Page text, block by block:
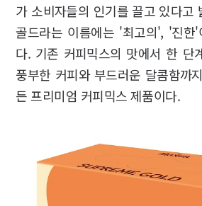
가 소비자들의 인기를 끌고 있다고
골드라는 이름에는 '최고의', '진한
다. 기존 커피믹스의 맛에서 한 단
풍부한 커피와 부드러운 달콤함까
든 프리미엄 커피믹스 제품이다.